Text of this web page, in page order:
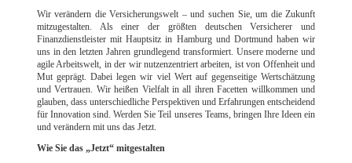
Wir verändern die Versicherungswelt – und suchen Sie, um die Zukunft
mitzugestalten. Als einer der größten deutschen Versicherer und
Finanzdienstleister mit Hauptsitz in Hamburg und Dortmund haben wir
uns in den letzten Jahren grundlegend transformiert. Unsere moderne und
agile Arbeitswelt, in der wir nutzenzentriert arbeiten, ist von Offenheit und
Mut geprägt. Dabei legen wir viel Wert auf gegenseitige Wertschätzung
und Vertrauen. Wir heißen Vielfalt in all ihren Facetten willkommen und
glauben, dass unterschiedliche Perspektiven und Erfahrungen entscheidend
für Innovation sind. Werden Sie Teil unseres Teams, bringen Ihre Ideen ein
und verändern mit uns das Jetzt.
Wie Sie das „Jetzt“ mitgestalten